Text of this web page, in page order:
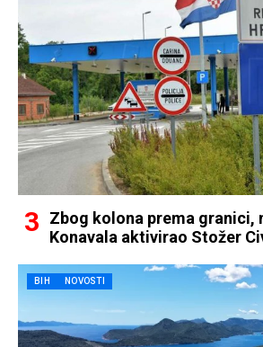
Zbog kolona prema granici,
Konavala aktivirao Stožer
BIH NOVOSTI